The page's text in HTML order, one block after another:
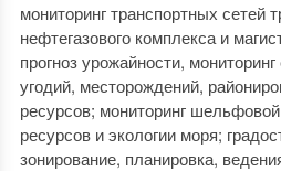
мониторинг транспортных сетей
нефтегазового комплекса и
прогноз урожайности,
угодий, месторождений,
ресурсов; мониторинг
ресурсов и экологии моря;
зонирование, планировка,